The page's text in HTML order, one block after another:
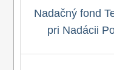
Nadačný fond
pri Nadácii